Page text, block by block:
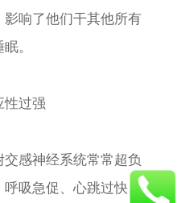
响了他们干其他所有
。
过强
感神经系统常常超负
吸急促、心跳过快、